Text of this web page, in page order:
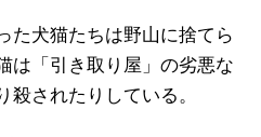
た犬猫たちは野山に捨てら
は「引き取り屋」の劣悪な
されたりしている。